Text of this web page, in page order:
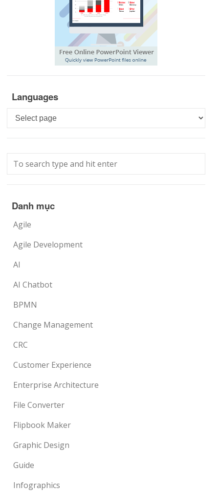
Languages
Languages
Danh mục
Agile
Agile Development
AI
AI Chatbot
BPMN
Change Management
CRC
Customer Experience
Enterprise Architecture
File Converter
Flipbook Maker
Graphic Design
Guide
Infographics